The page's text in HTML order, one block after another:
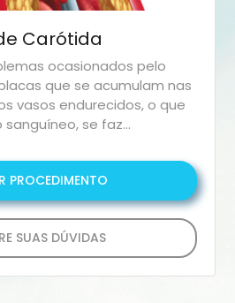
Carótida
ocasionados pelo
que se acumulam nas
vasos endurecidos, o que
sanguíneo, se faz
proporcionado o
ao cérebro.
PROCEDIMENTO
SUAS DÚVIDAS